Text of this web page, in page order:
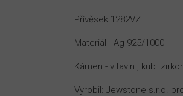
Přívěsek 1282VZ
Materiál - Ag 925/1000
Kámen - vltavin , kub.
Vyrobil: Jewstone s.r.o.